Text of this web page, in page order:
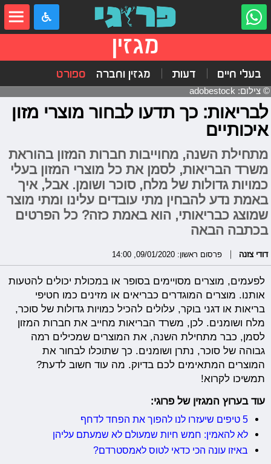
מגזין
בעלי חיים דעות מגזין וחברה ספורט
© צילום: adobestock
לבריאות: כך תדעו לבחור מוצרי מזון
איכותיים
מתחילת השנה, מחוייבות חברות המזון בהוראת
משרד הבריאות, לסמן את כל מוצרי המזון בעלי
כמויות גדולות של מלח, סוכר ושומן. אבל, איך
באמת נדע להבחין מתי עובדים עלינו ומתי מוצר
שמוצג כבריאותי, הוא באמת כזה? כל הפרטים
בכתבה הבאה
דודי צזנה פרסום ראשון: 09/01/2020, 14:00
לפעמים, מוצרים מסויימים בסופר או במכולת יכולים להטעות
אותנו. מוצרים המוגדרים כבריאים או מזינים כמו חטיפי
בריאות או דגני בוקר, עלולים להכיל כמויות גדולות של סוכר,
מלח ושומנים. לכן, משרד הבריאות מחייב את חברות המזון
לסמן, כבר מתחילת השנה, את המוצרים שמכילים רמה
גבוהה של סוכר, נתרן ושומנים. כך שתוכלו לבחור את
המוצרים המתאימים לכם בדיוק. מה עוד חשוב לדעת?
תמשיכו לקרוא!
עוד בערוץ המגזין של פרוגי:
5 טיפים שיעזרו לנו להפוך את הפחד לדחף
לא להאמין: חמש חיות שמעולם לא שמעתם עליהן
באיזו עונה הכי כדאי לטוס לאמסטרדם?